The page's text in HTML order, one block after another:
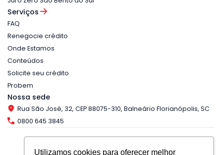
Utilizamos cookies para oferecer melhor
Serviços
FAQ
Renegocie crédito
Onde Estamos
Conteúdos
Solicite seu crédito
Probem
Nossa sede
Rua São José, 32, CEP 88075-310, Balneário Florianópolis, SC
0800 645 3845